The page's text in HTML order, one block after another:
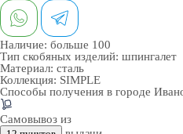
Наличие: больше 100
Тип скобяных изделий: шпингалет
Материал: сталь
Коллекция: SIMPLE
Способы получения в городе
Самовывоз из